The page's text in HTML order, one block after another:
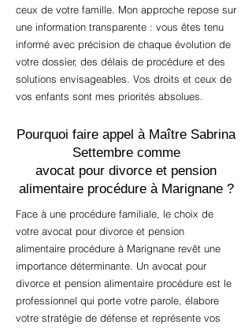
ceux de votre famille. Mon approche repose sur
une information transparente : vous êtes tenu
informé avec précision de chaque évolution de
votre dossier, des délais de procédure et des
solutions envisageables. Vos droits et ceux de
vos enfants sont mes priorités absolues.
Pourquoi faire appel à Maître Sabrina
Settembre comme
avocat pour divorce et pension
alimentaire procédure à Marignane ?
Face à une procédure familiale, le choix de
votre avocat pour divorce et pension
alimentaire procédure à Marignane revêt une
importance déterminante. Un avocat pour
divorce et pension alimentaire procédure est le
professionnel qui porte votre parole, élabore
votre stratégie de défense et représente vos